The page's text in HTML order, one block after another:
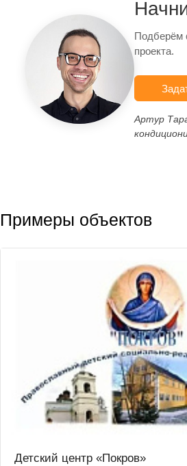
Подберём
проекта.
Артур
Примеры объектов
Детский центр «Покров»